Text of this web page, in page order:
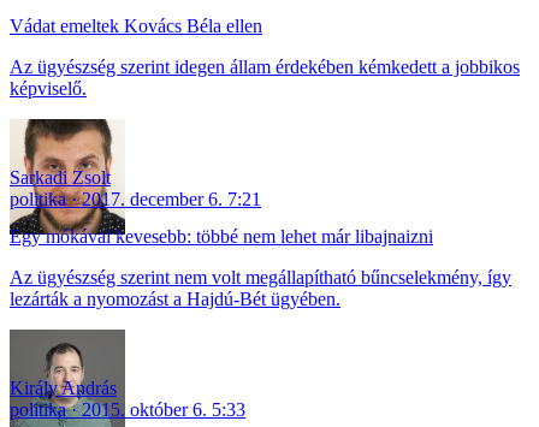
Vádat emeltek Kovács Béla ellen
Az ügyészség szerint idegen állam érdekében kémkedett a jobbikos
képviselő.
Sarkadi Zsolt
politika
2017. december 6. 7:21
Egy mókával kevesebb: többé nem lehet már libajnaizni
Az ügyészség szerint nem volt megállapítható bűncselekmény, így
lezárták a nyomozást a Hajdú-Bét ügyében.
Király András
politika
2015. október 6. 5:33